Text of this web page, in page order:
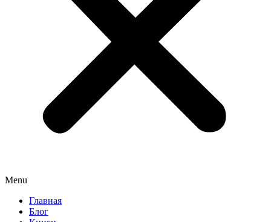
Menu
Главная
Блог